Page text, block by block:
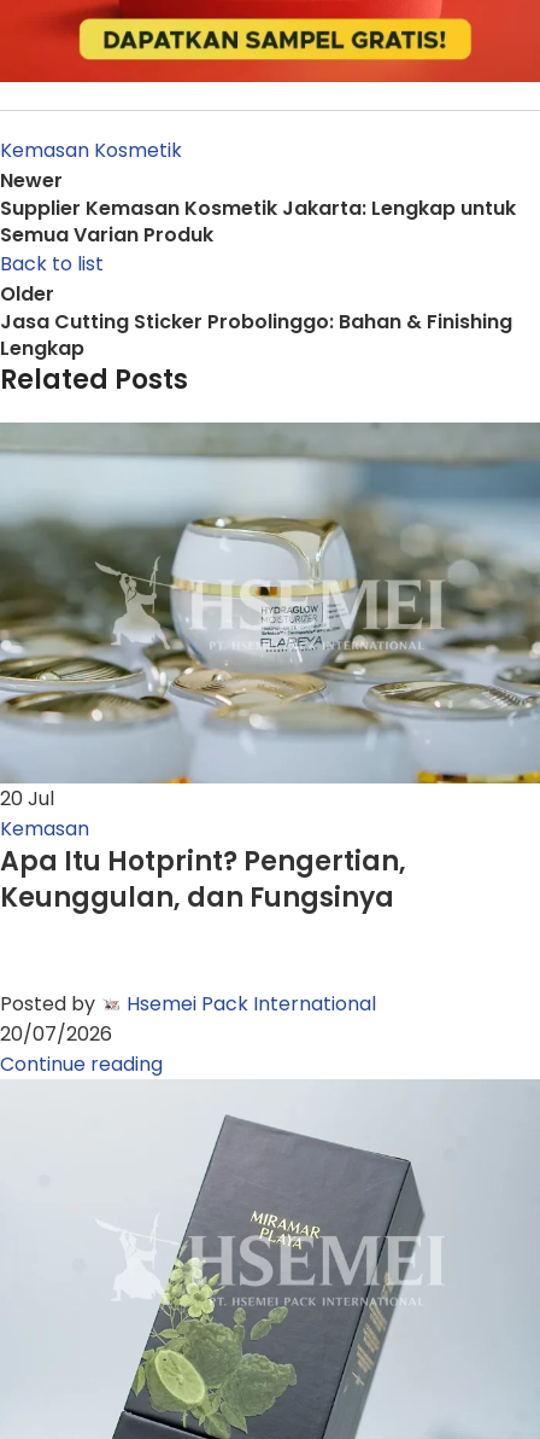
Kemasan Kosmetik
Newer
Supplier Kemasan Kosmetik Jakarta: Lengkap untuk
Semua Varian Produk
Back to list
Older
Jasa Cutting Sticker Probolinggo: Bahan & Finishing
Lengkap
Related Posts
20Jul
Kemasan
Apa Itu Hotprint? Pengertian,
Keunggulan, dan Fungsinya
Posted by
Hsemei Pack International
20/07/2026
Continue reading